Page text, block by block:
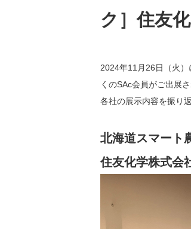
ク］住友
2024年11月26日（火
くのSAc会員がご出展さ
各社の展示内容を振り返
北海道スマート
住友化学株式会